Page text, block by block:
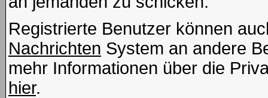
Registrierte Benutzer können
Nachrichten System an andere
mehr Informationen über die
hier.